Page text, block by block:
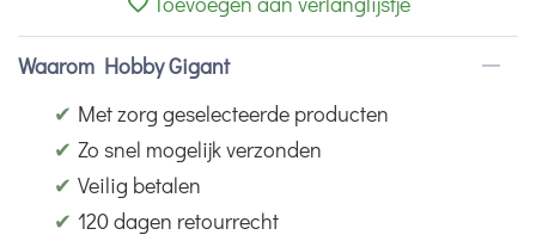
Waarom Hobby Gigant
✔ Met zorg geselecteerde producten
✔ Zo snel mogelijk verzonden
✔ Veilig betalen
✔ 120 dagen retourrecht